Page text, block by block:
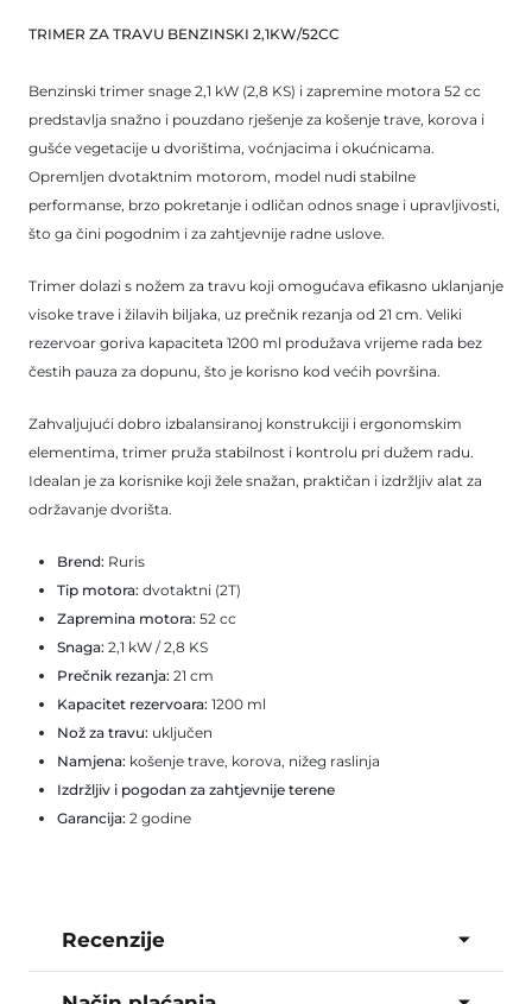
TRIMER ZA TRAVU BENZINSKI 2,1KW/52CC
Benzinski trimer snage 2,1 kW (2,8 KS) i zapremine motora 52 cc
predstavlja snažno i pouzdano rješenje za košenje trave, korova i
gušće vegetacije u dvorištima, voćnjacima i okućnicama.
Opremljen dvotaktnim motorom, model nudi stabilne
performanse, brzo pokretanje i odličan odnos snage i upravljivosti,
što ga čini pogodnim i za zahtjevnije radne uslove.
Trimer dolazi s nožem za travu koji omogućava efikasno uklanjanje
visoke trave i žilavih biljaka, uz prečnik rezanja od 21 cm. Veliki
rezervoar goriva kapaciteta 1200 ml produžava vrijeme rada bez
čestih pauza za dopunu, što je korisno kod većih površina.
Zahvaljujući dobro izbalansiranoj konstrukciji i ergonomskim
elementima, trimer pruža stabilnost i kontrolu pri dužem radu.
Idealan je za korisnike koji žele snažan, praktičan i izdržljiv alat za
održavanje dvorišta.
Brend: Ruris
Tip motora: dvotaktni (2T)
Zapremina motora: 52 cc
Snaga: 2,1 kW / 2,8 KS
Prečnik rezanja: 21 cm
Kapacitet rezervoara: 1200 ml
Nož za travu: uključen
Namjena: košenje trave, korova, nižeg raslinja
Izdržljiv i pogodan za zahtjevnije terene
Garancija: 2 godine
Recenzije